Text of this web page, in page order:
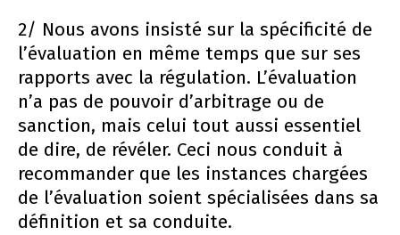
2/ Nous avons insisté sur la spécificité de
l’évaluation en même temps que sur ses
rapports avec la régulation. L’évaluation
n’a pas de pouvoir d’arbitrage ou de
sanction, mais celui tout aussi essentiel
de dire, de révéler. Ceci nous conduit à
recommander que les instances chargées
de l’évaluation soient spécialisées dans sa
définition et sa conduite.